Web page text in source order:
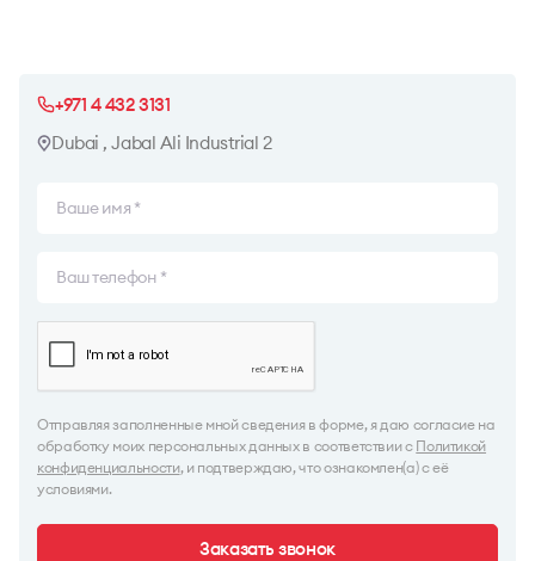
+971 4 432 3131
Dubai , Jabal Ali Industrial 2
Отправляя заполненные мной сведения в форме, я даю согласие на
обработку моих персональных данных в соответствии с Политикой
конфиденциальности, и подтверждаю, что ознакомлен(а) с её
условиями.
Заказать звонок